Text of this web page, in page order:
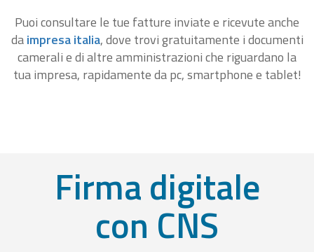
Puoi consultare le tue fatture inviate e ricevute anche
daimpresa italia, dove trovi gratuitamente i documenti
camerali e di altre amministrazioni che riguardano la
tua impresa, rapidamente da pc, smartphone e tablet!
Firma digitale
con CNS